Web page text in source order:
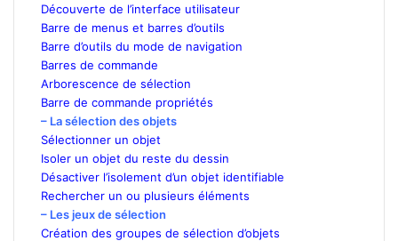
Découverte de l’interface utilisateur
Barre de menus et barres d’outils
Barre d’outils du mode de navigation
Barres de commande
Arborescence de sélection
Barre de commande propriétés
– La sélection des objets
Sélectionner un objet
Isoler un objet du reste du dessin
Désactiver l’isolement d’un objet identifiable
Rechercher un ou plusieurs éléments
– Les jeux de sélection
Création des groupes de sélection d’objets